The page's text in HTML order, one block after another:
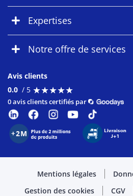
Expertises
Notre offre de services
Avis clients
0.0 / 5 ★★★★★
★★★★★
0 avis clients certifiés par
Mentions légales
Gestion des cookies
CGV